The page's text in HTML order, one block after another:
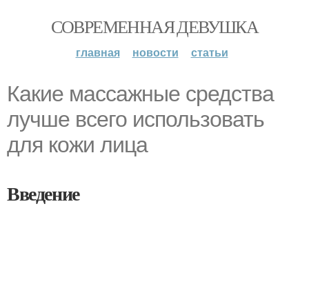
СОВРЕМЕННАЯ ДЕВУШКА
главная новости статьи
Какие массажные средства
лучше всего использовать
для кожи лица
Введение